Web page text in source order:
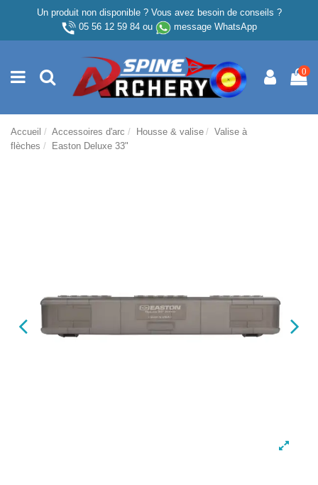
Un produit non disponible ? Vous avez besoin de conseils ?
05 56 12 59 84ou message WhatsApp
0
Accueil Accessoires d'arc Housse & valise
Valise à
flèches
Easton Deluxe 33"